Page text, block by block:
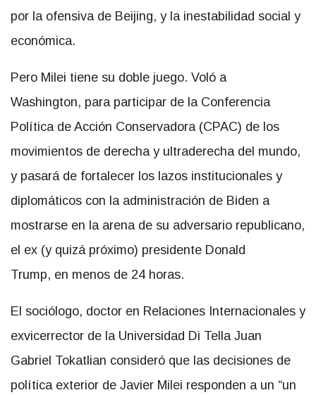
por la ofensiva de Beijing, y la inestabilidad social y
económica.
Pero Milei tiene su doble juego. Voló a
Washington, para participar de la Conferencia
Política de Acción Conservadora (CPAC) de los
movimientos de derecha y ultraderecha del mundo,
y pasará de fortalecer los lazos institucionales y
diplomáticos con la administración de Biden a
mostrarse en la arena de su adversario republicano,
el ex (y quizá próximo) presidente Donald
Trump, en menos de 24 horas.
El sociólogo, doctor en Relaciones Internacionales y
exvicerrector de la Universidad Di Tella Juan
Gabriel Tokatlian consideró que las decisiones de
política exterior de Javier Milei responden a un “un